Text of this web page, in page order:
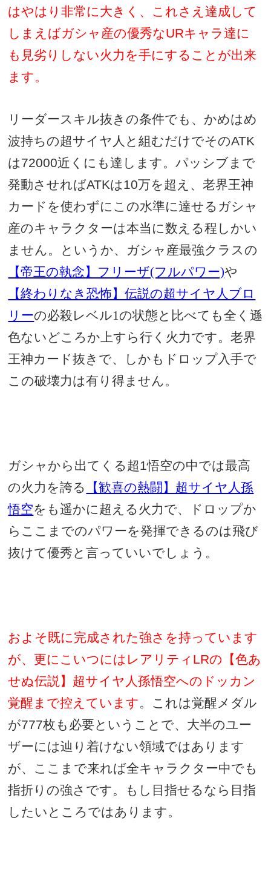
はやはり非常に大きく、これさえ達成して
しまえばガシャ産の優秀なURキャラ達に
も見劣りしない火力を手にすることが出来
ます。
リーダースキル抜きの条件でも、かめはめ
波持ちの超サイヤ人と組むだけでそのATK
は72000近く にも達します。パッシブまで
発動させればATKは10万を超え、老界王神
カードを使わずにこの水準に達せるガシャ
産のキャラクターは本当に数える程しかい
ません。というか、ガシャ産最強クラスの
【帝王の執念】フリーザ(フルパワー)や
【終わりなき恐怖】伝説の超サイヤ人ブロ
リーの必殺レベル1の状態と比べても全く遜
色ないどころか上すら行く火力です。老界
王神カード抜きで、しかもドロップ入手で
この破壊力は有り得ません。
ガシャから出てくる超1悟空の中では最高
の火力を誇る
【歓喜の熱闘】超サイヤ人孫
悟空をも遥かに超える 火力で、ドロップか
らここまでのパワーを発揮できるのは飛び
抜けて優秀と言っていいでしょう。
およそ既に完成された強さを持っています
が、更にこいつにはレアリティ LRの【色あ
せぬ伝説】超サイヤ人孫悟空へのドッカン
覚醒まで控えています。これは覚醒メダル
が777枚も必要ということで、大半のユー
ザーには辿り着けない領域ではあります
が、ここまで来れば全キャラクター中でも
指折りの強さです。もし目指せるなら目指
したいところではあります。